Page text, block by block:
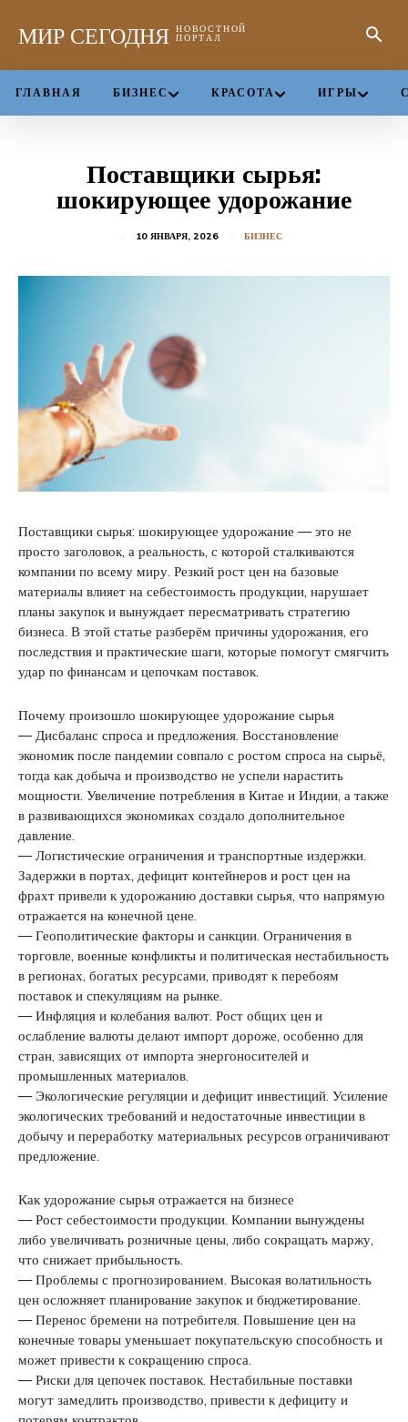
МИР СЕГОДНЯ НОВОСТНОЙ
ПОРТАЛ
ГЛАВНАЯ БИЗНЕС КРАСОТА ИГРЫ
Поставщики сырья:
шокирующее удорожание
10 ЯНВАРЯ, 2026 БИЗНЕС
Поставщики сырья: шокирующее удорожание — это не
просто заголовок, а реальность, с которой сталкиваются
компании по всему миру. Резкий рост цен на базовые
материалы влияет на себестоимость продукции, нарушает
планы закупок и вынуждает пересматривать стратегию
бизнеса. В этой статье разберём причины удорожания, его
последствия и практические шаги, которые помогут смягчить
удар по финансам и цепочкам поставок.
Почему произошло шокирующее удорожание сырья
— Дисбаланс спроса и предложения. Восстановление
экономик после пандемии совпало с ростом спроса на сырьё,
тогда как добыча и производство не успели нарастить
мощности. Увеличение потребления в Китае и Индии, а также
в развивающихся экономиках создало дополнительное
давление.
— Логистические ограничения и транспортные издержки.
Задержки в портах, дефицит контейнеров и рост цен на
фрахт привели к удорожанию доставки сырья, что напрямую
отражается на конечной цене.
— Геополитические факторы и санкции. Ограничения в
торговле, военные конфликты и политическая нестабильность
в регионах, богатых ресурсами, приводят к перебоям
поставок и спекуляциям на рынке.
— Инфляция и колебания валют. Рост общих цен и
ослабление валюты делают импорт дороже, особенно для
стран, зависящих от импорта энергоносителей и
промышленных материалов.
— Экологические регуляции и дефицит инвестиций. Усиление
экологических требований и недостаточные инвестиции в
добычу и переработку материальных ресурсов ограничивают
предложение.
Как удорожание сырья отражается на бизнесе
— Рост себестоимости продукции. Компании вынуждены
либо увеличивать розничные цены, либо сокращать маржу,
что снижает прибыльность.
— Проблемы с прогнозированием. Высокая волатильность
цен осложняет планирование закупок и бюджетирование.
— Перенос бремени на потребителя. Повышение цен на
конечные товары уменьшает покупательскую способность и
может привести к сокращению спроса.
— Риски для цепочек поставок. Нестабильные поставки
могут замедлить производство, привести к дефициту и